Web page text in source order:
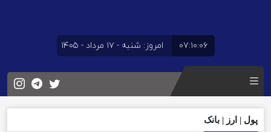
۰۷:۱۰:۰۷ امروز: شنبه - ۱۷ مرداد - ۱۴۰۵
پول | ارز | بانک